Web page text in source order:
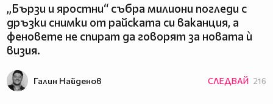
„Бързи и яростни“ събра милиони погледи с
дръзки снимки от райската си ваканция, а
феновете не спират да говорят за новата ѝ
визия.
Галин Найденов СЛЕДВАЙ 216